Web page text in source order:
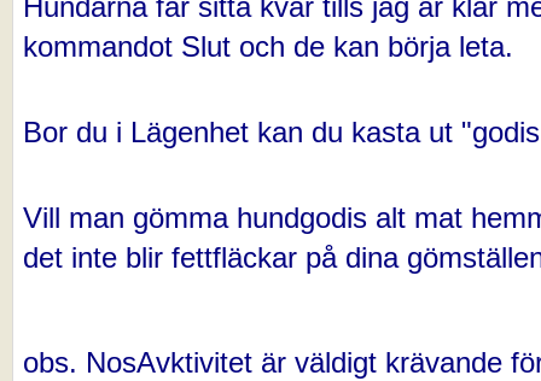
Hundarna får sitta kvar tills jag är klar
kommandot Slut och de kan börja leta.
Bor du i Lägenhet kan du kasta ut
Vill man gömma hundgodis alt mat
det inte blir fettfläckar på dina
obs. NosAvktivitet är väldigt krävande